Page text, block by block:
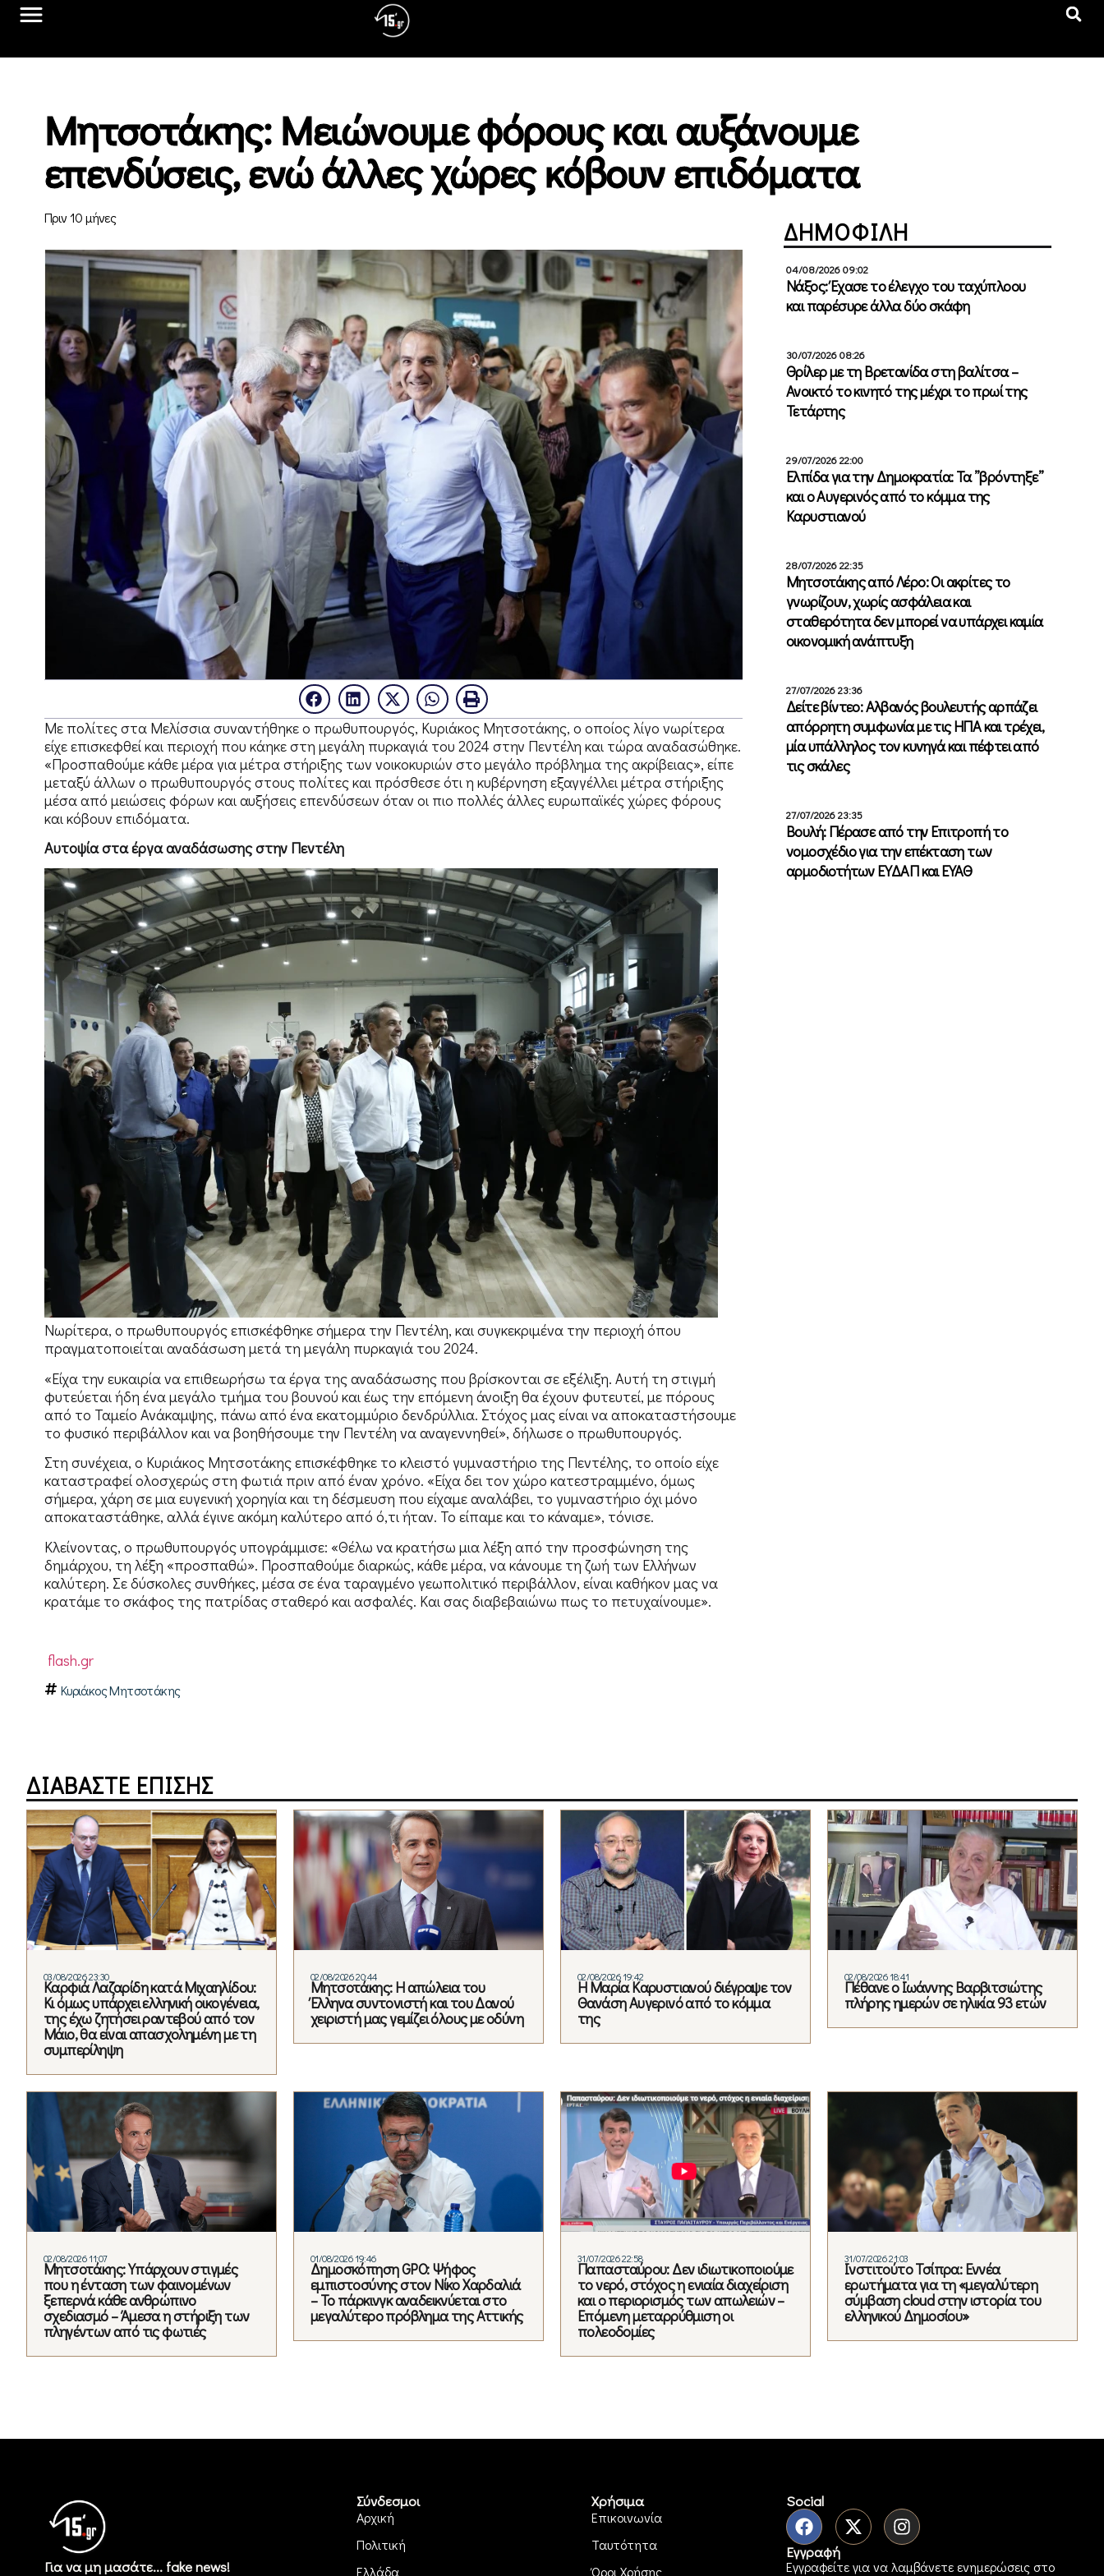
Μητσοτάκης: Μειώνουμε φόρους και αυξάνουμε
επενδύσεις, ενώ άλλες χώρες κόβουν επιδόματα
Πριν 10 μήνες
Με πολίτες στα Μελίσσια συναντήθηκε ο πρωθυπουργός, Κυριάκος Μητσοτάκης, ο οποίος λίγο νωρίτερα
είχε επισκεφθεί και περιοχή που κάηκε στη μεγάλη πυρκαγιά του 2024 στην Πεντέλη και τώρα αναδασώθηκε.
«Προσπαθούμε κάθε μέρα για μέτρα στήριξης των νοικοκυριών στο μεγάλο πρόβλημα της ακρίβειας», είπε
μεταξύ άλλων ο πρωθυπουργός στους πολίτες και πρόσθεσε ότι η κυβέρνηση εξαγγέλλει μέτρα στήριξης
μέσα από μειώσεις φόρων και αυξήσεις επενδύσεων όταν οι πιο πολλές άλλες ευρωπαϊκές χώρες φόρους
και κόβουν επιδόματα.
Αυτοψία στα έργα αναδάσωσης στην Πεντέλη
Νωρίτερα, ο πρωθυπουργός επισκέφθηκε σήμερα την Πεντέλη, και συγκεκριμένα την περιοχή όπου
πραγματοποιείται αναδάσωση μετά τη μεγάλη πυρκαγιά του 2024.
«Είχα την ευκαιρία να επιθεωρήσω τα έργα της αναδάσωσης που βρίσκονται σε εξέλιξη. Αυτή τη στιγμή
φυτεύεται ήδη ένα μεγάλο τμήμα του βουνού και έως την επόμενη άνοιξη θα έχουν φυτευτεί, με πόρους
από το Ταμείο Ανάκαμψης, πάνω από ένα εκατομμύριο δενδρύλλια. Στόχος μας είναι να αποκαταστήσουμε
το φυσικό περιβάλλον και να βοηθήσουμε την Πεντέλη να αναγεννηθεί», δήλωσε ο πρωθυπουργός.
Στη συνέχεια, ο Κυριάκος Μητσοτάκης επισκέφθηκε το κλειστό γυμναστήριο της Πεντέλης, το οποίο είχε
καταστραφεί ολοσχερώς στη φωτιά πριν από έναν χρόνο. «Είχα δει τον χώρο κατεστραμμένο, όμως
σήμερα, χάρη σε μια ευγενική χορηγία και τη δέσμευση που είχαμε αναλάβει, το γυμναστήριο όχι μόνο
αποκαταστάθηκε, αλλά έγινε ακόμη καλύτερο από ό,τι ήταν. Το είπαμε και το κάναμε», τόνισε.
Κλείνοντας, ο πρωθυπουργός υπογράμμισε: «Θέλω να κρατήσω μια λέξη από την προσφώνηση της
δημάρχου, τη λέξη «προσπαθώ». Προσπαθούμε διαρκώς, κάθε μέρα, να κάνουμε τη ζωή των Ελλήνων
καλύτερη. Σε δύσκολες συνθήκες, μέσα σε ένα ταραγμένο γεωπολιτικό περιβάλλον, είναι καθήκον μας να
κρατάμε το σκάφος της πατρίδας σταθερό και ασφαλές. Και σας διαβεβαιώνω πως το πετυχαίνουμε».
flash.gr
Κυριάκος Μητσοτάκης
ΔΗΜΟΦΙΛΗ
04/08/2026 09:02
Νάξος: Έχασε το έλεγχο του ταχύπλοου
και παρέσυρε άλλα δύο σκάφη
30/07/2026 08:26
Θρίλερ με τη Βρετανίδα στη βαλίτσα –
Ανοικτό το κινητό της μέχρι το πρωί της
Τετάρτης
29/07/2026 22:00
Ελπίδα για την Δημοκρατία: Τα ”βρόντηξε”
και ο Αυγερινός από το κόμμα της
Καρυστιανού
28/07/2026 22:35
Μητσοτάκης από Λέρο: Οι ακρίτες το
γνωρίζουν, χωρίς ασφάλεια και
σταθερότητα δεν μπορεί να υπάρχει καμία
οικονομική ανάπτυξη
27/07/2026 23:36
Δείτε βίντεο: Αλβανός βουλευτής αρπάζει
απόρρητη συμφωνία με τις ΗΠΑ και τρέχει,
μία υπάλληλος τον κυνηγά και πέφτει από
τις σκάλες
27/07/2026 23:35
Βουλή: Πέρασε από την Επιτροπή το
νομοσχέδιο για την επέκταση των
αρμοδιοτήτων ΕΥΔΑΠ και ΕΥΑΘ
ΔΙΑΒΑΣΤΕ ΕΠΙΣΗΣ
03/08/2026 23:30
Καρφιά Λαζαρίδη κατά Μιχαηλίδου:
Κι όμως υπάρχει ελληνική οικογένεια,
της έχω ζητήσει ραντεβού από τον
Μάιο, θα είναι απασχολημένη με τη
συμπερίληψη
02/08/2026 20:44
Μητσοτάκης: Η απώλεια του
Έλληνα συντονιστή και του Δανού
χειριστή μας γεμίζει όλους με οδύνη
02/08/2026 19:42
Η Μαρία Καρυστιανού διέγραψε τον
Θανάση Αυγερινό από το κόμμα
της
02/08/2026 18:41
Πέθανε ο Ιωάννης Βαρβιτσιώτης
πλήρης ημερών σε ηλικία 93 ετών
02/08/2026 11:07
Μητσοτάκης: Υπάρχουν στιγμές
που η ένταση των φαινομένων
ξεπερνά κάθε ανθρώπινο
σχεδιασμό – Άμεσα η στήριξη των
πληγέντων από τις φωτιές
01/08/2026 19:46
Δημοσκόπηση GPO: Ψήφος
εμπιστοσύνης στον Νίκο Χαρδαλιά
– Το πάρκινγκ αναδεικνύεται στο
μεγαλύτερο πρόβλημα της Αττικής
31/07/2026 22:58
Παπασταύρου: Δεν ιδιωτικοποιούμε
το νερό, στόχος η ενιαία διαχείριση
και ο περιορισμός των απωλειών –
Επόμενη μεταρρύθμιση oι
πολεοδομίες
31/07/2026 21:03
Ινστιτούτο Τσίπρα: Εννέα
ερωτήματα για τη «μεγαλύτερη
σύμβαση cloud στην ιστορία του
ελληνικού Δημοσίου»
Για να μη μασάτε... fake news!
Σύνδεσμοι
Αρχική
Πολιτική
Ελλάδα
Χρήσιμα
Επικοινωνία
Ταυτότητα
Όροι Χρήσης
Social
Εγγραφή
Εγγραφείτε για να λαμβάνετε ενημερώσεις στο